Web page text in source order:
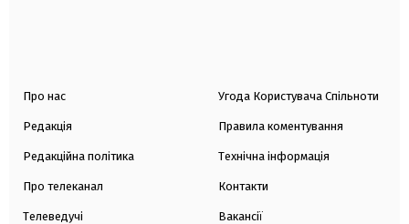
Про нас
Редакція
Редакційна політика
Про телеканал
Телеведучі
Угода Користувача Спільноти
Правила коментування
Технічна інформація
Контакти
Вакансії